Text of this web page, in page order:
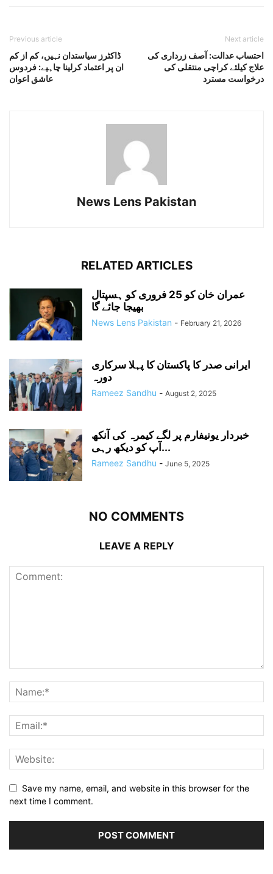
Previous article
ڈاکٹرز سیاستدان نہیں، کم از کم
ان پر اعتماد کرلینا چاہیے: فردوس
عاشق اعوان
Next article
احتساب عدالت: آصف زرداری کی
علاج کیلئے کراچی منتقلی کی
درخواست مسترد
News Lens Pakistan
RELATED ARTICLES
عمران خان کو 25 فروری کو ہسپتال
بھیجا جائے گا
News Lens Pakistan - February 21, 2026
ایرانی صدر کا پاکستان کا پہلا سرکاری
دورہ
Rameez Sandhu - August 2, 2025
خبردار یونیفارم پر لگے کیمرہ کی آنکھ
آپ کو دیکھ رہی...
Rameez Sandhu - June 5, 2025
NO COMMENTS
LEAVE A REPLY
Save my name, email, and website in this browser for the
next time I comment.